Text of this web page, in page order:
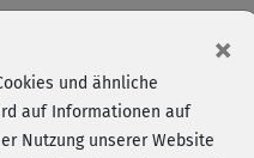
×
und ähnliche
auf Informationen auf
Nutzung unserer Website